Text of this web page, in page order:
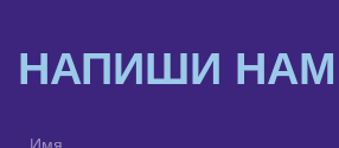
НАПИШИ НАМ